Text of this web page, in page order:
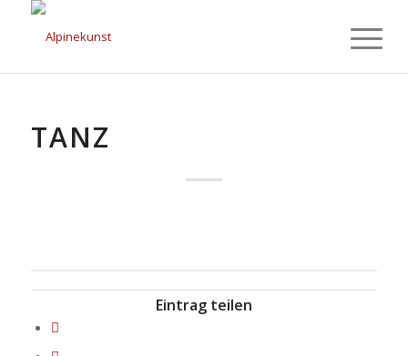
TANZ
Eintrag teilen